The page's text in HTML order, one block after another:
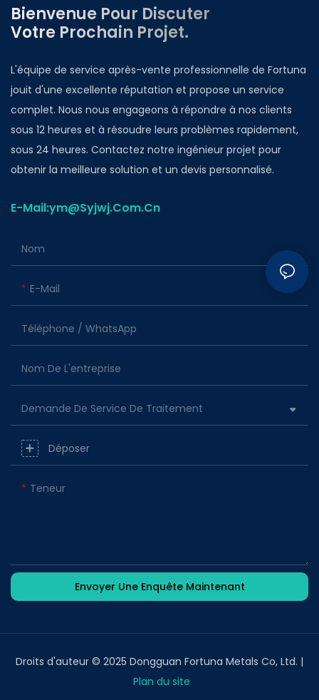
Bienvenue Pour Discuter
Votre Prochain Projet.
L'équipe de service après-vente professionnelle de Fortuna
jouit d'une excellente réputation et propose un service
complet. Nous nous engageons à répondre à nos clients
sous 12 heures et à résoudre leurs problèmes rapidement,
sous 24 heures. Contactez notre ingénieur projet pour
obtenir la meilleure solution et un devis personnalisé.
E-Mail:ym@Syjwj.Com.Cn
Nom
E-Mail
Téléphone / WhatsApp
Nom De L'entreprise
Demande De Service De Traitement
Déposer
Teneur
Envoyer Une Enquête Maintenant
Droits d'auteur © 2025 Dongguan Fortuna Metals Co, Ltd. |
Plan du site